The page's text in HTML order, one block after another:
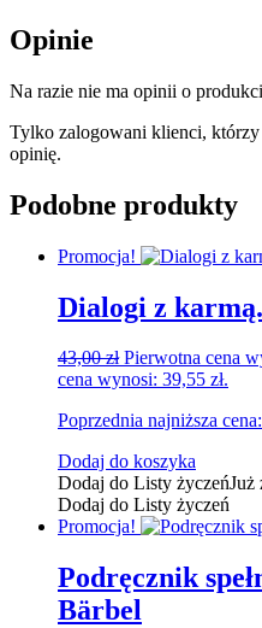
Opinie
Na razie nie ma opinii o
Tylko zalogowani klienci,
opinię.
Podobne produkty
Promocja!
Dialogi z
43,00zł Pierwotna cena
cena wynosi: 39,55 zł.
Poprzednia najniższa cena:
Dodaj do koszyka
Dodaj do Listy życzeńJuż
Dodaj do Listy życzeń
Promocja!
Podręcznik
Bärbel